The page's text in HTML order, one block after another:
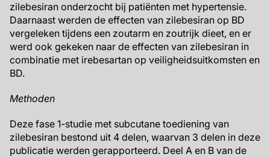
zilebesiran onderzocht bij patiënten met hypertensie.
Daarnaast werden de effecten van zilebesiran op BD
vergeleken tijdens een zoutarm en zoutrijk dieet, en er
werd ook gekeken naar de effecten van zilebesiran in
combinatie met irebesartan op veiligheidsuitkomsten en
BD.
Methoden
Deze fase 1-studie met subcutane toediening van
zilebesiran bestond uit 4 delen, waarvan 3 delen in deze
publicatie werden gerapporteerd. Deel A en B van de